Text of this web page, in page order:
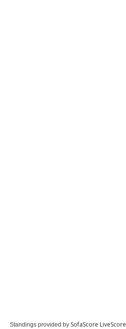
Standings provided by SofaScore LiveScore